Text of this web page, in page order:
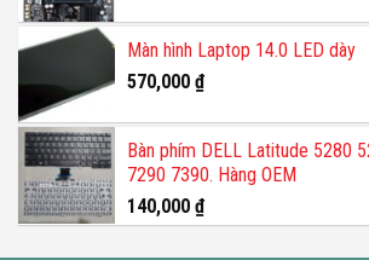
Màn hình Laptop 14.0 LED dày
570,000 ₫
Bàn phím DELL Latitude 5280
7290 7390. Hàng OEM
140,000 ₫